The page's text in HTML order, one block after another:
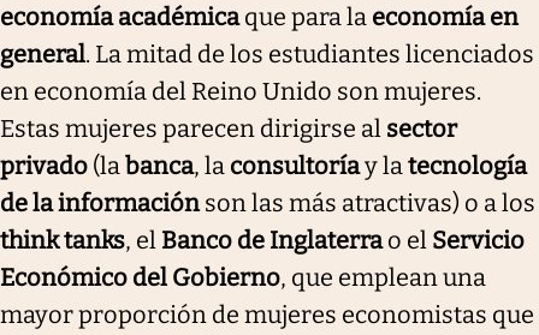
economía académicaque para la economía en
general. La mitad de los estudiantes licenciados
en economía del Reino Unido son mujeres.
Estas mujeres parecen dirigirse al sector
privado (labanca, la consultoríay latecnología
de la informaciónson las más atractivas) o a los
think tanks, el Banco de Inglaterrao el Servicio
Económico del Gobierno, que emplean una
mayor proporción de mujeres economistas que